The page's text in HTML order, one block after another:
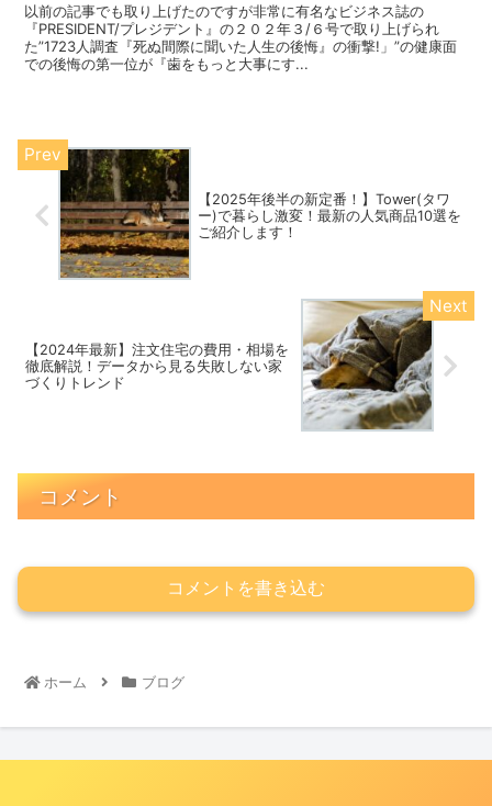
以前の記事でも取り上げたのですが非常に有名なビジネス誌の
『PRESIDENT/プレジデント』の２０２年３/６号で取り上げられ
た”1723人調査『死ぬ間際に聞いた人生の後悔』の衝撃!」”の健康面
での後悔の第一位が『歯をもっと大事にす...
【2025年後半の新定番！】Tower(タワ
ー)で暮らし激変！最新の人気商品10選を
ご紹介します！
【2024年最新】注文住宅の費用・相場を
徹底解説！データから見る失敗しない家
づくりトレンド
コメント
コメントを書き込む
ホーム ブログ